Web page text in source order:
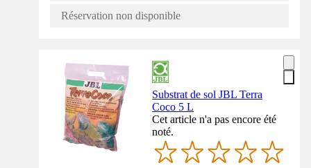
Réservation non disponible
Substrat de sol JBL Terra
Coco 5 L
Cet article n'a pas encore été
noté.